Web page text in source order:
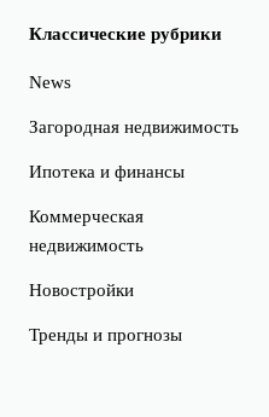
Классические рубрики
News
Загородная недвижимость
Ипотека и финансы
Коммерческая
недвижимость
Новостройки
Тренды и прогнозы